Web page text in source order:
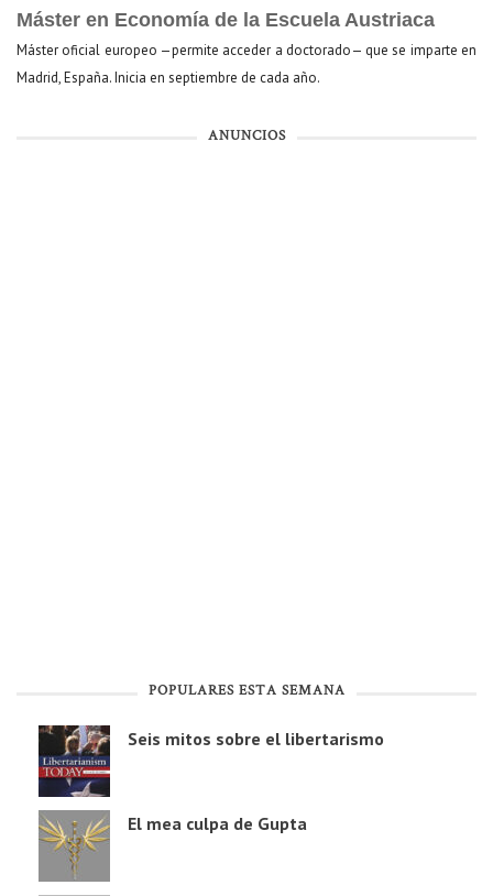
Máster en Economía de la Escuela Austriaca
Máster oficial europeo —permite acceder a doctorado— que se imparte en
Madrid, España. Inicia en septiembre de cada año.
ANUNCIOS
POPULARES ESTA SEMANA
Seis mitos sobre el libertarismo
El mea culpa de Gupta